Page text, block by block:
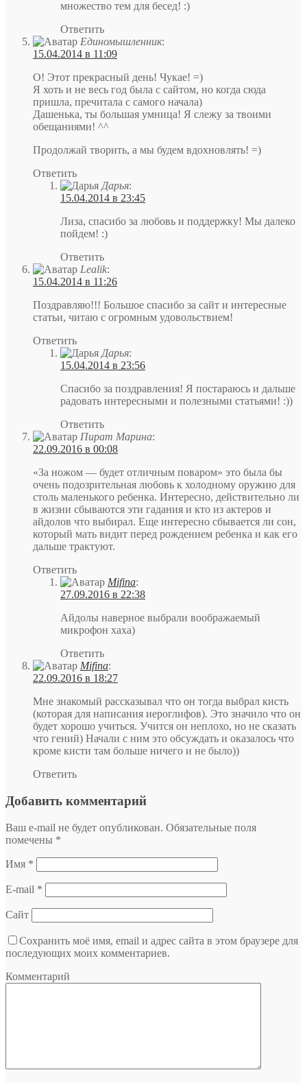
множество тем для бесед! :)
Ответить
Единомышленник:
15.04.2014 в 11:09
О! Этот прекрасный день! Чукае! =)
Я хоть и не весь год была с сайтом, но когда сюда
пришла, пречитала с самого начала)
Дашенька, ты большая умница! Я слежу за твоими
обещаниями! ^^
Продолжай творить, а мы будем вдохновлять! =)
Ответить
Дарья:
15.04.2014 в 23:45
Лиза, спасибо за любовь и поддержку! Мы далеко
пойдем! :)
Ответить
Lealik:
15.04.2014 в 11:26
Поздравляю!!! Большое спасибо за сайт и интересные
статьи, читаю с огромным удовольствием!
Ответить
Дарья:
15.04.2014 в 23:56
Спасибо за поздравления! Я постараюсь и дальше
радовать интересными и полезными статьями! :))
Ответить
Пират Марина:
22.09.2016 в 00:08
«За ножом — будет отличным поваром» это была бы
очень подозрительная любовь к холодному оружию для
столь маленького ребенка. Интересно, действительно ли
в жизни сбываются эти гадания и кто из актеров и
айдолов что выбирал. Еще интересно сбывается ли сон,
который мать видит перед рождением ребенка и как его
дальше трактуют.
Ответить
Mifina:
27.09.2016 в 22:38
Айдолы наверное выбрали воображаемый
микрофон хаха)
Ответить
Mifina:
22.09.2016 в 18:27
Мне знакомый рассказывал что он тогда выбрал кисть
(которая для написания иероглифов). Это значило что он
будет хорошо учиться. Учится он неплохо, но не сказать
что гений) Начали с ним это обсуждать и оказалось что
кроме кисти там больше ничего и не было))
Ответить
Добавить комментарий
Ваш e-mail не будет опубликован. Обязательные поля
помечены *
Имя *
E-mail *
Сайт
Сохранить моё имя, email и адрес сайта в этом браузере для
последующих моих комментариев.
Комментарий